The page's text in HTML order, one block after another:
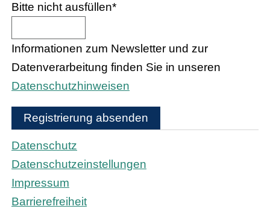
Bitte nicht ausfüllen*
Informationen zum Newsletter und zur
Datenverarbeitung finden Sie in unseren
Datenschutzhinweisen
Registrierung absenden
Datenschutz
Datenschutzeinstellungen
Impressum
Barrierefreiheit